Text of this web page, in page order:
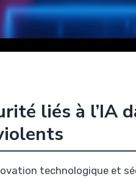
liés à l’IA
technologique et